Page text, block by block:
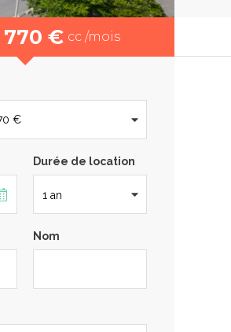
770 € cc /mois
Durée de location
Nom